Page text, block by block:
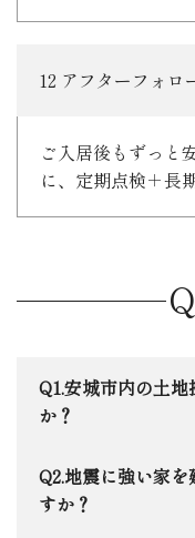
12 アフターフォロ
ご入居後もずっと
に、定期点検＋長
安城市内の土
か？
もちろんです
して、ネットには
地震に強い家
すか？